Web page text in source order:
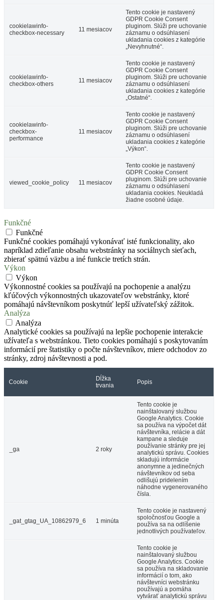
cookielawinfo-
checkbox-necessary
11 mesiacov
Tento cookie je nastavený
GDPR Cookie Consent
pluginom. Slúži pre uchovanie
záznamu o odsúhlasení
ukladania cookies z kategórie
„Nevyhnutné“.
cookielawinfo-
checkbox-others
11 mesiacov
Tento cookie je nastavený
GDPR Cookie Consent
pluginom. Slúži pre uchovanie
záznamu o odsúhlasení
ukladania cookies z kategórie
„Ostatné“.
cookielawinfo-
checkbox-
performance
11 mesiacov
Tento cookie je nastavený
GDPR Cookie Consent
pluginom. Slúži pre uchovanie
záznamu o odsúhlasení
ukladania cookies z kategórie
„Výkon“.
viewed_cookie_policy 11 mesiacov
Tento cookie je nastavený
GDPR Cookie Consent
pluginom. Slúži pre uchovanie
záznamu o odsúhlasení
ukladania cookies. Neukladá
žiadne osobné údaje.
Funkčné
Funkčné
Funkčné cookies pomáhajú vykonávať isté funkcionality, ako
napríklad zdieľanie obsahu webstránky na sociálnych sieťach,
zbierať spätnú väzbu a iné funkcie tretích strán.
Výkon
Výkon
Výkonnostné cookies sa používajú na pochopenie a analýzu
kľúčových výkonnostných ukazovateľov webstránky, ktoré
pomáhajú návštevníkom poskytnúť lepší užívateľský zážitok.
Analýza
Analýza
Analytické cookies sa používajú na lepšie pochopenie interakcie
užívateľa s webstránkou. Tieto cookies pomáhajú s poskytovaním
informácií pre štatistiky o počte návštevníkov, miere odchodov zo
stránky, zdroj návštevnosti a pod.
Cookie
Dĺžka
trvania
Popis
_ga 2 roky
Tento cookie je
nainštalovaný službou
Google Analytics. Cookie
sa používa na výpočet dát
návštevníka, relácie a dát
kampane a sleduje
používanie stránky pre jej
analytickú správu. Cookies
skladujú informácie
anonymne a jedinečných
návštevníkov od seba
odlišujú pridelením
náhodne vygenerovaného
čísla.
_gat_gtag_UA_10862979_6 1 minúta
Tento cookie je nastavený
spoločnosťou Google a
používa sa na odlíšenie
jednotlivých používateľov.
Tento cookie je
nainštalovaný službou
Google Analytics. Cookie
sa používa na skladovanie
informácií o tom, ako
návštevníci webstránku
používajú a pomáha
vytvárať analytickú správu